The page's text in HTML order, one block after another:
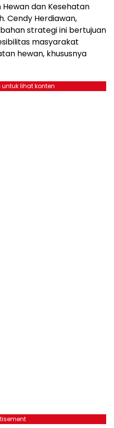
dan Kesehatan
Cendy Herdiawan,
strategi ini bertujuan
masyarakat
hewan, khususnya
lihat konten